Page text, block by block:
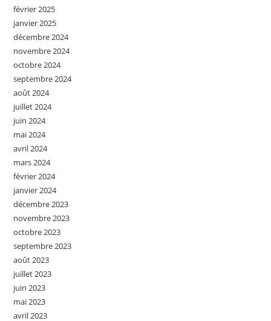
février 2025
janvier 2025
décembre 2024
novembre 2024
octobre 2024
septembre 2024
août 2024
juillet 2024
juin 2024
mai 2024
avril 2024
mars 2024
février 2024
janvier 2024
décembre 2023
novembre 2023
octobre 2023
septembre 2023
août 2023
juillet 2023
juin 2023
mai 2023
avril 2023